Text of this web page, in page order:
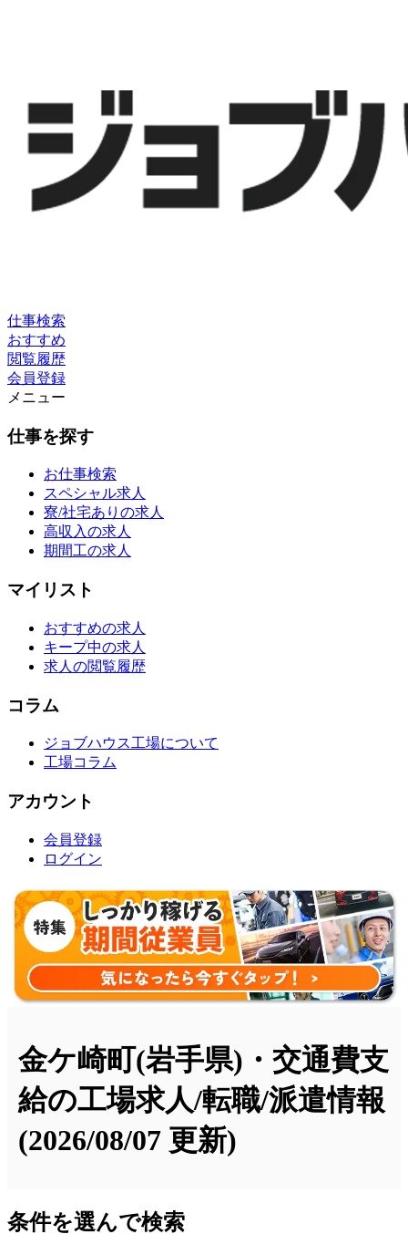
仕事検索
おすすめ
閲覧履歴
会員登録
メニュー
仕事を探す
お仕事検索
スペシャル求人
寮/社宅ありの求人
高収入の求人
期間工の求人
マイリスト
おすすめの求人
キープ中の求人
求人の閲覧履歴
コラム
ジョブハウス工場について
工場コラム
アカウント
会員登録
ログイン
金ケ崎町(岩手県)・交通費支
給の工場求人/転職/派遣情報
(2026/08/07 更新)
条件を選んで検索